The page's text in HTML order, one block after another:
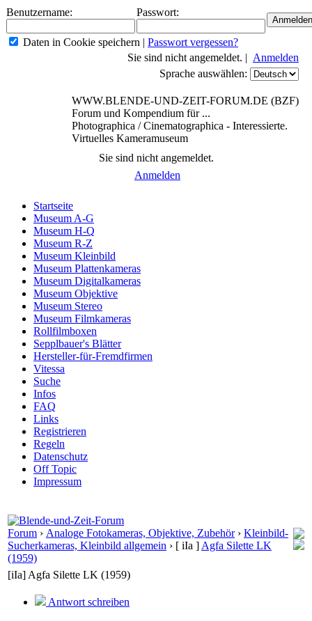
Benutzername: Passwort:
Daten in Cookie speichern | Passwort vergessen?
Sie sind nicht angemeldet. | Anmelden
Sprache auswählen:
WWW.BLENDE-UND-ZEIT-FORUM.DE (BZF)
Forum und Kompendium für ...
Photographica / Cinematographica - Interessierte.
Virtuelles Kameramuseum
Sie sind nicht angemeldet.
Anmelden
Startseite
Museum A-G
Museum H-Q
Museum R-Z
Museum Kleinbild
Museum Plattenkameras
Museum Digitalkameras
Museum Objektive
Museum Stereo
Museum Filmkameras
Rollfilmboxen
Sepplbauer's Blätter
Hersteller-für-Fremdfirmen
Vitessa
Suche
Infos
FAQ
Links
Registrieren
Regeln
Datenschutz
Off Topic
Impressum
Forum › Analoge Fotokameras, Objektive, Zubehör› Kleinbild-
Sucherkameras, Kleinbild allgemein › [ iIa ] Agfa Silette LK
(1959)
[iIa] Agfa Silette LK (1959)
Antwort schreiben